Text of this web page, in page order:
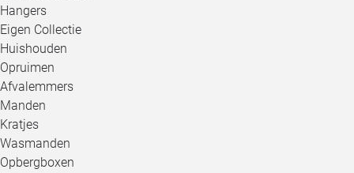
Hangers
Eigen Collectie
Huishouden
Opruimen
Afvalemmers
Manden
Kratjes
Wasmanden
Opbergboxen